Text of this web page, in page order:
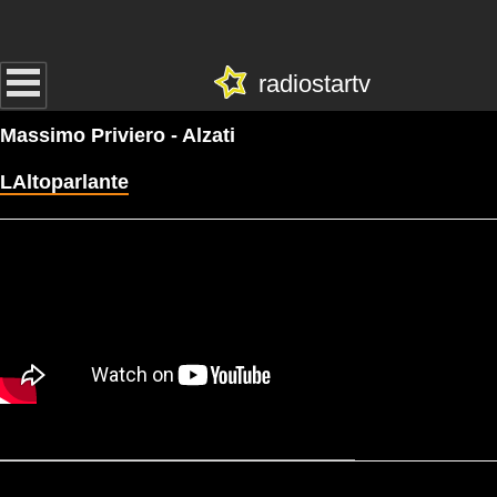
radiostartv
Massimo Priviero - Alzati
LAltoparlante